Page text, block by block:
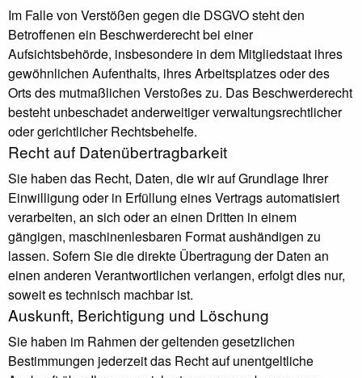
Im Falle von Verstößen gegen die DSGVO steht den
Betroffenen ein Beschwerderecht bei einer
Aufsichtsbehörde, insbesondere in dem Mitgliedstaat ihres
gewöhnlichen Aufenthalts, ihres Arbeitsplatzes oder des
Orts des mutmaßlichen Verstoßes zu. Das Beschwerderecht
besteht unbeschadet anderweitiger verwaltungsrechtlicher
oder gerichtlicher Rechtsbehelfe.
Recht auf Daten­übertrag­barkeit
Sie haben das Recht, Daten, die wir auf Grundlage Ihrer
Einwilligung oder in Erfüllung eines Vertrags automatisiert
verarbeiten, an sich oder an einen Dritten in einem
gängigen, maschinenlesbaren Format aushändigen zu
lassen. Sofern Sie die direkte Übertragung der Daten an
einen anderen Verantwortlichen verlangen, erfolgt dies nur,
soweit es technisch machbar ist.
Auskunft, Berichtigung und Löschung
Sie haben im Rahmen der geltenden gesetzlichen
Bestimmungen jederzeit das Recht auf unentgeltliche